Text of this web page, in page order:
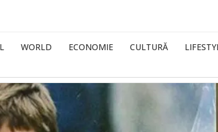
WORLD ECONOMIE CULTURĂ